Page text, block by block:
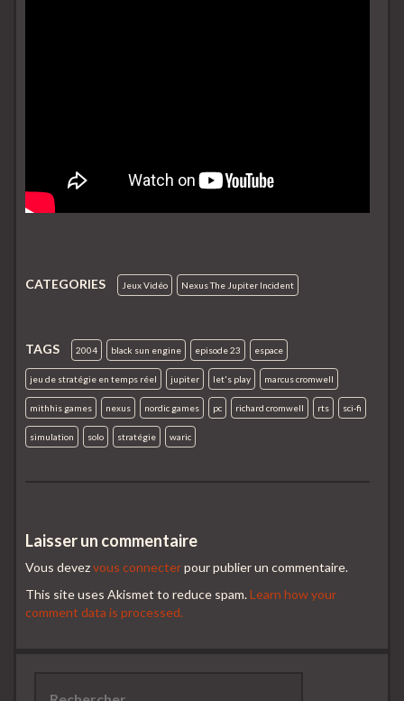
CATEGORIES Jeux Vidéo Nexus The Jupiter Incident
TAGS 2004 black sun engine episode 23 espace
jeu de stratégie en temps réel jupiter let's play marcus cromwell
mithhis games nexus nordic games pc richard cromwell rts sci-fi
simulation solo stratégie waric
Laisser un commentaire
Vous devezvous connecterpour publier un commentaire.
This site uses Akismet to reduce spam.Learn how your
comment data is processed.